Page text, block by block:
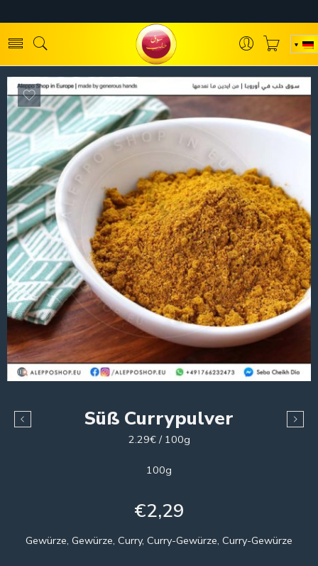
Süß Currypulver
2.29€ / 100g
100g
€2,29
Gewürze, Gewürze, Curry, Curry-Gewürze, Curry-Gewürze